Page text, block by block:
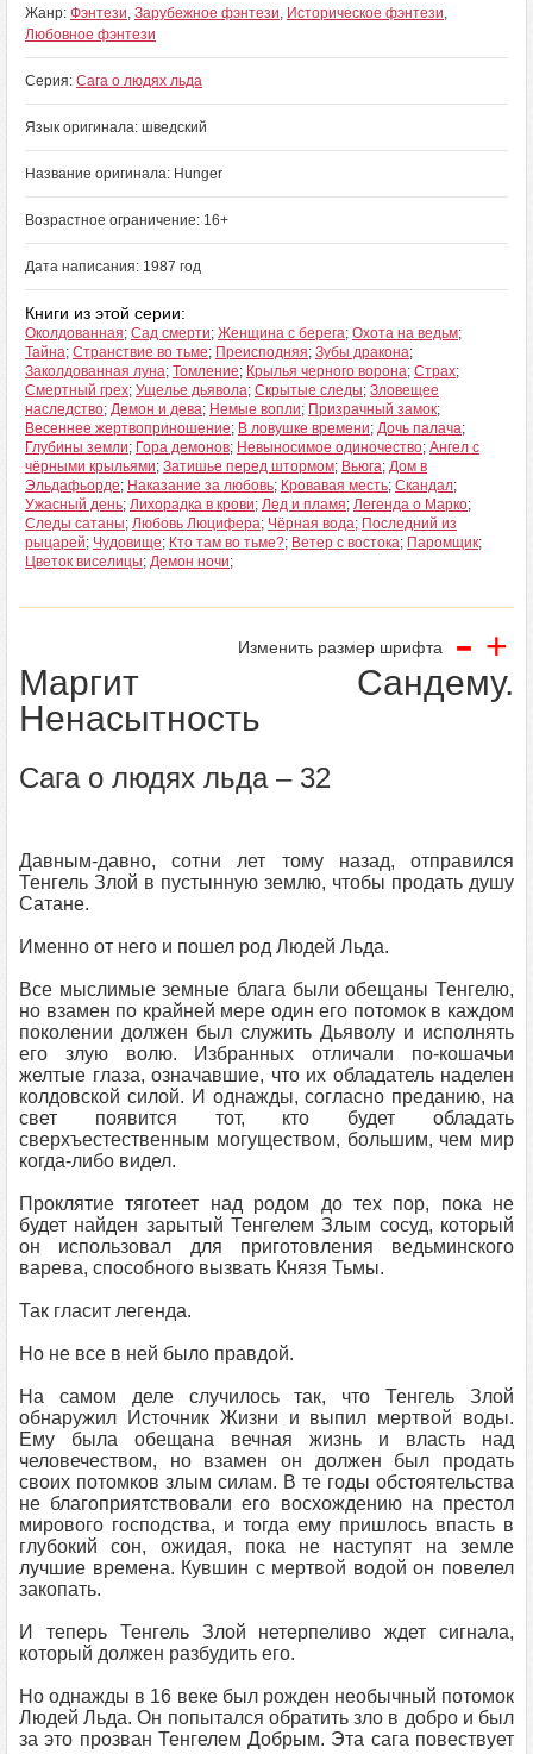
Жанр: Фэнтези, Зарубежное фэнтези, Историческое фэнтези,
Любовное фэнтези
Серия: Сага о людях льда
Язык оригинала: шведский
Название оригинала: Hunger
Возрастное ограничение: 16+
Дата написания: 1987 год
Книги из этой серии:
Околдованная; Сад смерти; Женщина с берега; Охота на ведьм;
Тайна; Странствие во тьме; Преисподняя; Зубы дракона;
Заколдованная луна; Томление; Крылья черного ворона; Страх;
Смертный грех; Ущелье дьявола; Скрытые следы; Зловещее
наследство; Демон и дева; Немые вопли; Призрачный замок;
Весеннее жертвоприношение; В ловушке времени; Дочь палача;
Глубины земли; Гора демонов; Невыносимое одиночество; Ангел с
чёрными крыльями; Затишье перед штормом; Вьюга; Дом в
Эльдафьорде; Наказание за любовь; Кровавая месть; Скандал;
Ужасный день; Лихорадка в крови; Лед и пламя; Легенда о Марко;
Следы сатаны; Любовь Люцифера; Чёрная вода; Последний из
рыцарей; Чудовище; Кто там во тьме?; Ветер с востока; Паромщик;
Цветок виселицы; Демон ночи;
Изменить размер шрифта - +
Маргит Сандему.
Ненасытность
Сага о людях льда – 32
Давным-давно, сотни лет тому назад, отправился
Тенгель Злой в пустынную землю, чтобы продать душу
Сатане.
Именно от него и пошел род Людей Льда.
Все мыслимые земные блага были обещаны Тенгелю,
но взамен по крайней мере один его потомок в каждом
поколении должен был служить Дьяволу и исполнять
его злую волю. Избранных отличали по-кошачьи
желтые глаза, означавшие, что их обладатель наделен
колдовской силой. И однажды, согласно преданию, на
свет появится тот, кто будет обладать
сверхъестественным могуществом, большим, чем мир
когда-либо видел.
Проклятие тяготеет над родом до тех пор, пока не
будет найден зарытый Тенгелем Злым сосуд, который
он использовал для приготовления ведьминского
варева, способного вызвать Князя Тьмы.
Так гласит легенда.
Но не все в ней было правдой.
На самом деле случилось так, что Тенгель Злой
обнаружил Источник Жизни и выпил мертвой воды.
Ему была обещана вечная жизнь и власть над
человечеством, но взамен он должен был продать
своих потомков злым силам. В те годы обстоятельства
не благоприятствовали его восхождению на престол
мирового господства, и тогда ему пришлось впасть в
глубокий сон, ожидая, пока не наступят на земле
лучшие времена. Кувшин с мертвой водой он повелел
закопать.
И теперь Тенгель Злой нетерпеливо ждет сигнала,
который должен разбудить его.
Но однажды в 16 веке был рожден необычный потомок
Людей Льда. Он попытался обратить зло в добро и был
за это прозван Тенгелем Добрым. Эта сага повествует